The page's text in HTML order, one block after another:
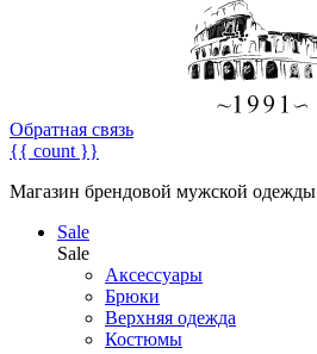
Обратная связь
{{ count }}
Магазин брендовой мужской одежды
Sale
Sale
Аксессуары
Брюки
Верхняя одежда
Костюмы